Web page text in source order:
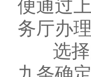
便通过
务厅办理
选择